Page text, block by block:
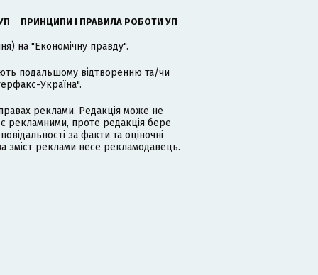
ПРИНЦИПИ І ПРАВИЛА РОБОТИ УП
на "Економічну правду".
подальшому відтворенню та/чи
Україна".
реклами. Редакція може не
рекламними, проте редакція бере
за факти та оціночні
зміст реклами несе рекламодавець.